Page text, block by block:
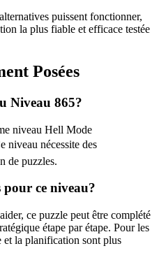
puissent fonctionner,
la plus fiable et efficace testée
Posées
Niveau 865?
niveau Hell Mode
niveau nécessite des
de puzzles.
pour ce niveau?
ce puzzle peut être complété
étape par étape. Pour les
et la planification sont plus